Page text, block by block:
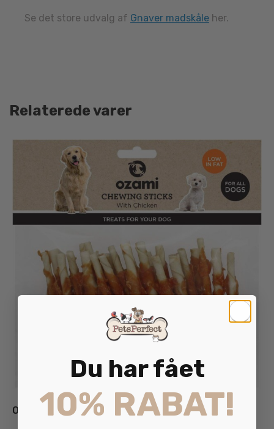
Se det store udvalg af Gnaver madskåle her.
Relaterede varer
Ozami Tyggestav med Kylling
Du har fået
10% RABAT!